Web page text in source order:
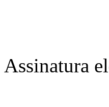
Assinatura